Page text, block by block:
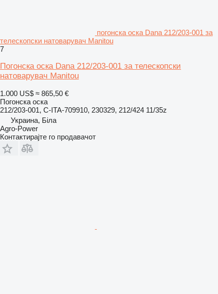
погонска оска Dana 212/203-001 за
телескопски натоварувач Manitou
7
Погонска оска Dana 212/203-001 за телескопски
натоварувач Manitou
1.000 US$ ≈ 865,50 €
Погонска оска
212/203-001, C-ITA-709910, 230329, 212/424 11/35z
Украина, Біла
Agro-Power
Контактирајте го продавачот